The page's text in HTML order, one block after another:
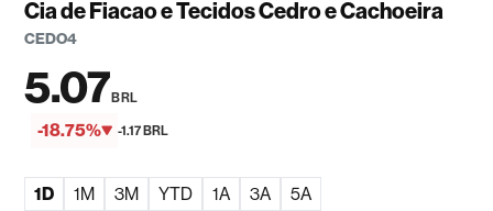
Cia de Fiacao e Tecidos Cedro e Cachoeira
CEDO4
5.07BRL
-18.75% -1.17 BRL
1D 1M 3M YTD 1A 3A 5A